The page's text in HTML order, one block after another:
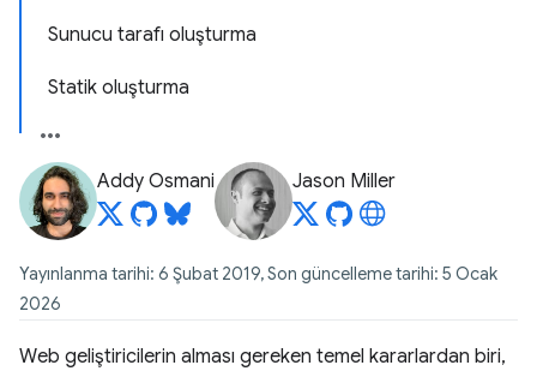
Sunucu tarafı oluşturma
Statik oluşturma
Addy Osmani Jason Miller
Yayınlanma tarihi: 6 Şubat 2019, Son güncelleme tarihi: 5 Ocak
2026
Web geliştiricilerin alması gereken temel kararlardan biri,